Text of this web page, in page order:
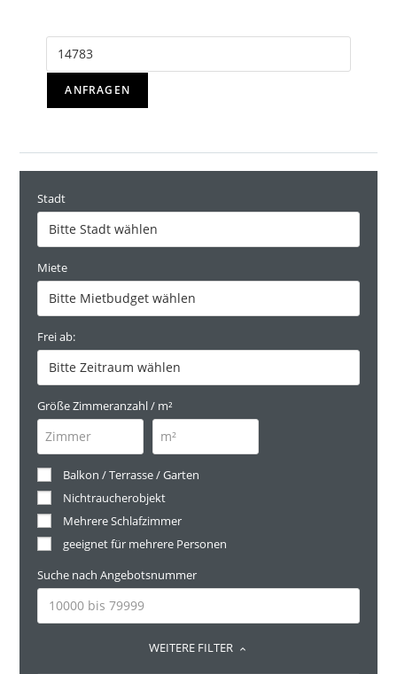
ANFRAGEN
Stadt
Miete
Frei ab:
Größe Zimmeranzahl / m²
Balkon / Terrasse / Garten
Nichtraucherobjekt
Mehrere Schlafzimmer
geeignet für mehrere Personen
Suche nach Angebotsnummer
WEITERE FILTER